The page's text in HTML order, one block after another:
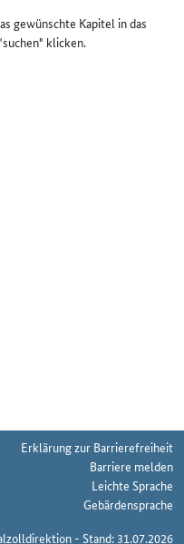
gewünschte Kapitel in das
klicken.
Erklärung zur Barrierefreiheit
Barriere melden
Leichte Sprache
Gebärdensprache
- Stand: 31.07.2026